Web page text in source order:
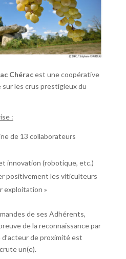
Chéracest une coopérative
les crus prestigieux du
:
de 13 collaborateurs
innovation (robotique, etc.)
positivement les viticulteurs
exploitation »
de ses Adhérents,
de la reconnaissance par
de proximité est
un(e).